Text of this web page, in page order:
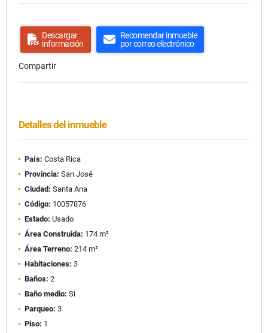
Descargar
información
Recomendar inmueble
por correo electrónico
Compartir
Detalles del inmueble
País: Costa Rica
Provincia: San José
Ciudad: Santa Ana
Código: 10057876
Estado: Usado
Área Construida: 174 m²
Área Terreno: 214 m²
Habitaciones: 3
Baños: 2
Baño medio: Si
Parqueo: 3
Piso: 1